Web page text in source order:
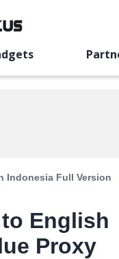
Indonesia Full Version
English
Proxy